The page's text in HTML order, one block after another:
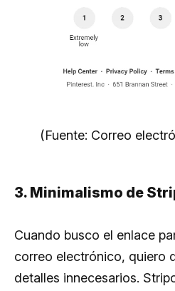
(Fuente: Correo
3. Minimalismo de
Cuando busco el enlace
correo electrónico, quiero
detalles innecesarios.